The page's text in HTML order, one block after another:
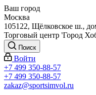
Ваш город
Москва
105122, Щёлковское ш.,
Торговый центр 'Город
Поиск
Войти
+7 499 350-88-57
+7 499 350-88-57
zakaz@sportsimvol.ru